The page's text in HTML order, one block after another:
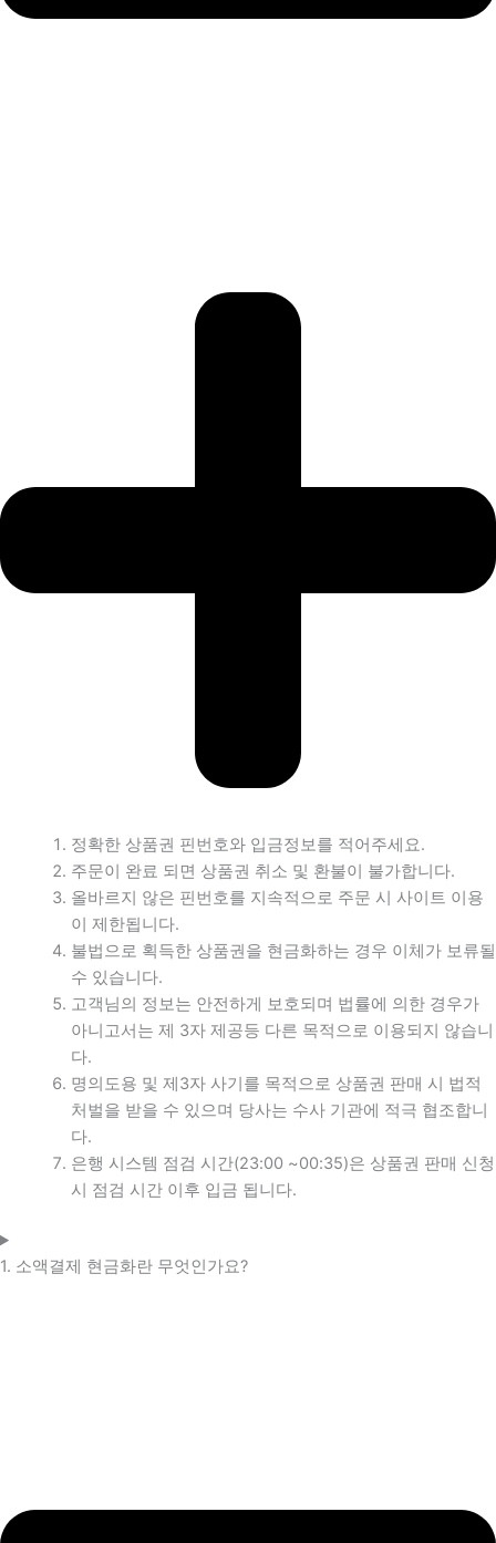
정확한 상품권 핀번호와 입금정보를 적어주세요.
주문이 완료 되면 상품권 취소 및 환불이 불가합니다.
올바르지 않은 핀번호를 지속적으로 주문 시 사이트 이용
이 제한됩니다.
불법으로 획득한 상품권을 현금화하는 경우 이체가 보류될
수 있습니다.
고객님의 정보는 안전하게 보호되며 법률에 의한 경우가
아니고서는 제 3자 제공등 다른 목적으로 이용되지 않습니
다.
명의도용 및 제3자 사기를 목적으로 상품권 판매 시 법적
처벌을 받을 수 있으며 당사는 수사 기관에 적극 협조합니
다.
은행 시스템 점검 시간(23:00 ~00:35)은 상품권 판매 신청
시 점검 시간 이후 입금 됩니다.
1. 소액결제 현금화란 무엇인가요?